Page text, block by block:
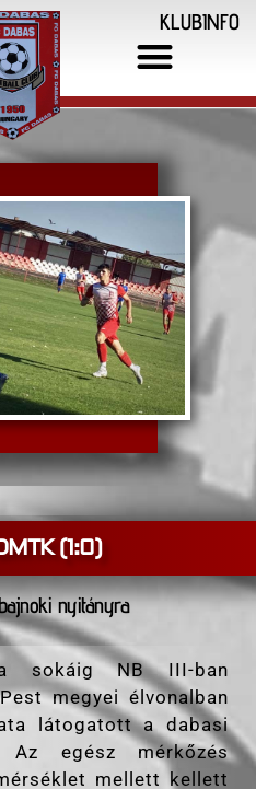
KLUBINFO
(1:0)
nyitányra
sokáig NB III-ban
megyei élvonalban
látogatott a dabasi
Az egész mérkőzés
mellett kellett